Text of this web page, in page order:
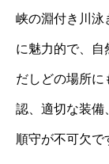
峡の淵付き川泳
に魅力的で、自
だしどの場所に
認、適切な装備
順守が不可欠で